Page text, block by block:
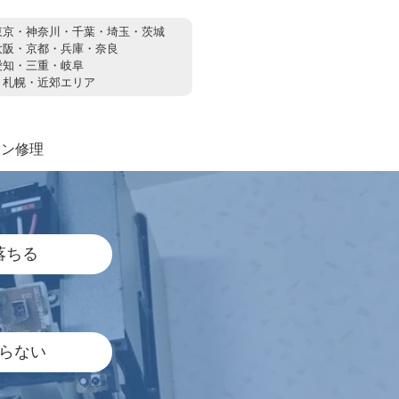
京・神奈川・千葉・埼玉・茨城
阪・京都・兵庫・奈良
知・三重・岐阜
札幌・近郊エリア
修理
ちる
ない